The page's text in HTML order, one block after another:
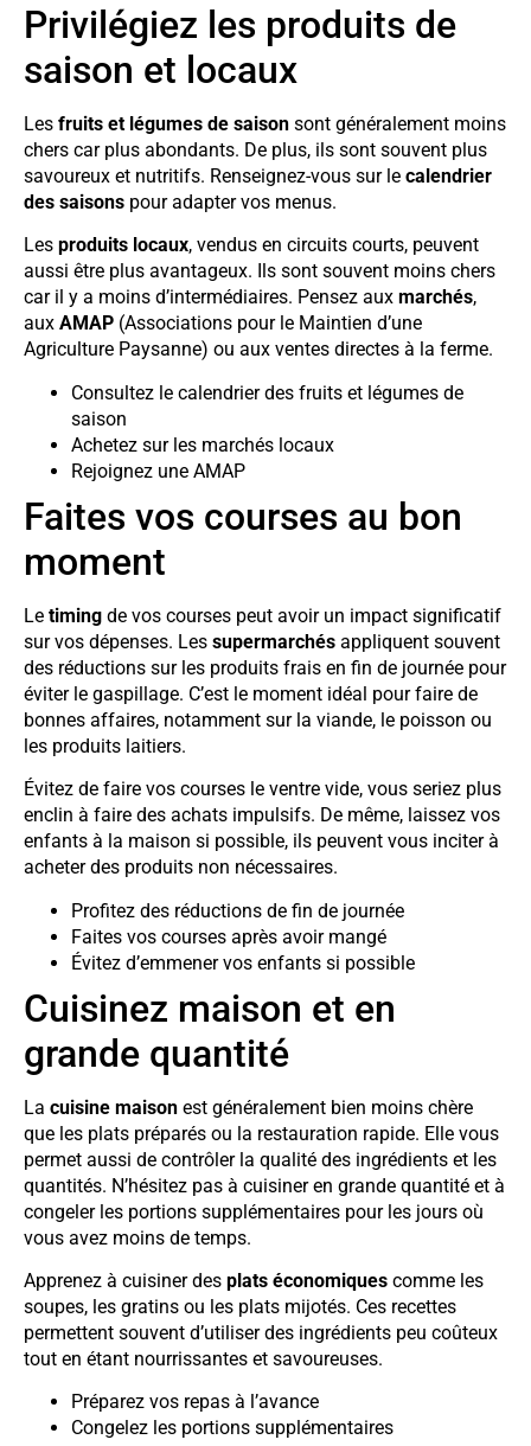
Privilégiez les produits de
saison et locaux
Les fruits et légumes de saison sont généralement moins
chers car plus abondants. De plus, ils sont souvent plus
savoureux et nutritifs. Renseignez-vous sur le calendrier
des saisons pour adapter vos menus.
Les produits locaux, vendus en circuits courts, peuvent
aussi être plus avantageux. Ils sont souvent moins chers
car il y a moins d’intermédiaires. Pensez aux marchés,
aux AMAP (Associations pour le Maintien d’une
Agriculture Paysanne) ou aux ventes directes à la ferme.
Consultez le calendrier des fruits et légumes de
saison
Achetez sur les marchés locaux
Rejoignez une AMAP
Faites vos courses au bon
moment
Le timing de vos courses peut avoir un impact significatif
sur vos dépenses. Les supermarchés appliquent souvent
des réductions sur les produits frais en fin de journée pour
éviter le gaspillage. C’est le moment idéal pour faire de
bonnes affaires, notamment sur la viande, le poisson ou
les produits laitiers.
Évitez de faire vos courses le ventre vide, vous seriez plus
enclin à faire des achats impulsifs. De même, laissez vos
enfants à la maison si possible, ils peuvent vous inciter à
acheter des produits non nécessaires.
Profitez des réductions de fin de journée
Faites vos courses après avoir mangé
Évitez d’emmener vos enfants si possible
Cuisinez maison et en
grande quantité
La cuisine maison est généralement bien moins chère
que les plats préparés ou la restauration rapide. Elle vous
permet aussi de contrôler la qualité des ingrédients et les
quantités. N’hésitez pas à cuisiner en grande quantité et à
congeler les portions supplémentaires pour les jours où
vous avez moins de temps.
Apprenez à cuisiner des plats économiques comme les
soupes, les gratins ou les plats mijotés. Ces recettes
permettent souvent d’utiliser des ingrédients peu coûteux
tout en étant nourrissantes et savoureuses.
Préparez vos repas à l’avance
Congelez les portions supplémentaires